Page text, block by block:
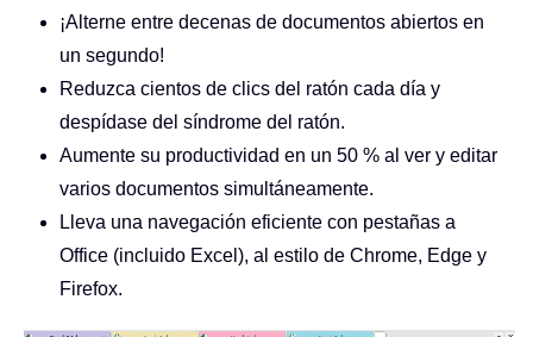
¡Alterne entre decenas de documentos abiertos en
un segundo!
Reduzca cientos de clics del ratón cada día y
despídase del síndrome del ratón.
Aumente su productividad en un 50 % al ver y editar
varios documentos simultáneamente.
Lleva una navegación eficiente con pestañas a
Office (incluido Excel), al estilo de Chrome, Edge y
Firefox.